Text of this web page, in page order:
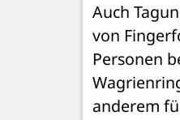
Auch
von
Personen
anderem